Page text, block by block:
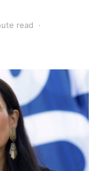
read